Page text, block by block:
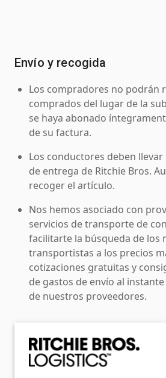
Envío y recogida
Los compradores no podrán
comprados del lugar de la
se haya abonado
de su factura.
Los conductores deben
de entrega de Ritchie Bros.
recoger el artículo.
Nos hemos asociado con
servicios de transporte de
facilitarte la búsqueda de los
transportistas a los precios
cotizaciones gratuitas y
de gastos de envío al
de nuestros proveedores.